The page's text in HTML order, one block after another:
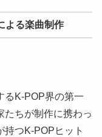
よる楽曲制作
るK-POP界の第一
たちが制作に携わっ
持つK-POPヒット